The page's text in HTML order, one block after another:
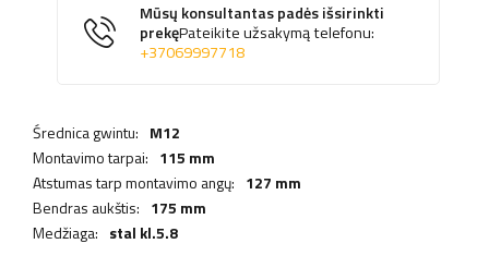
Mūsų konsultantas padės išsirinkti
prekęPateikite užsakymą telefonu:
+37069997718
Średnica gwintu: M12
Montavimo tarpai: 115 mm
Atstumas tarp montavimo angų: 127 mm
Bendras aukštis: 175 mm
Medžiaga: stal kl.5.8